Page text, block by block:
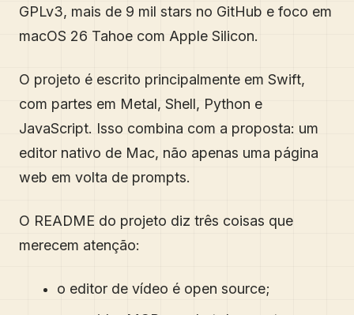
GPLv3, mais de 9 mil stars no GitHub e foco em
macOS 26 Tahoe com Apple Silicon.
O projeto é escrito principalmente em Swift,
com partes em Metal, Shell, Python e
JavaScript. Isso combina com a proposta: um
editor nativo de Mac, não apenas uma página
web em volta de prompts.
O README do projeto diz três coisas que
merecem atenção:
o editor de vídeo é open source;